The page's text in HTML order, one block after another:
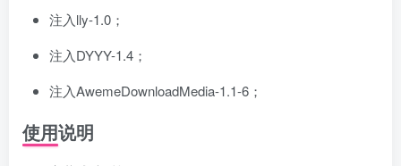
注入lly-1.0；
注入DYYY-1.4；
注入AwemeDownloadMedia-1.1-6；
使用说明